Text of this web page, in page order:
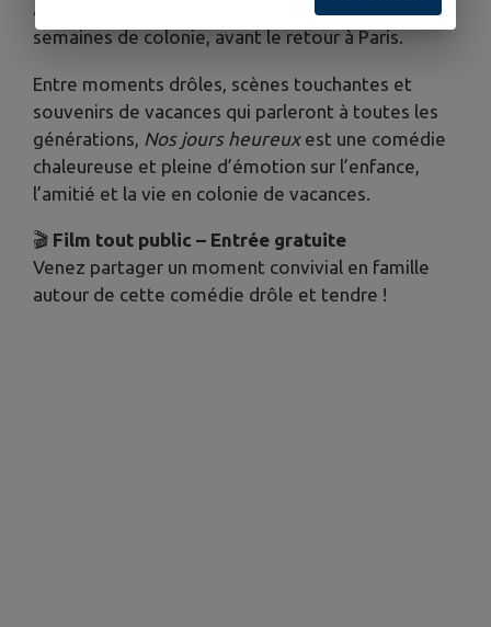
animateurs rendent très mouvementées ces trois
semaines de colonie, avant le retour à Paris.
Entre moments drôles, scènes touchantes et
souvenirs de vacances qui parleront à toutes les
générations, Nos jours heureuxest une comédie
chaleureuse et pleine d’émotion sur l’enfance,
l’amitié et la vie en colonie de vacances.
🎬 Film tout public – Entrée gratuite
Venez partager un moment convivial en famille
autour de cette comédie drôle et tendre !